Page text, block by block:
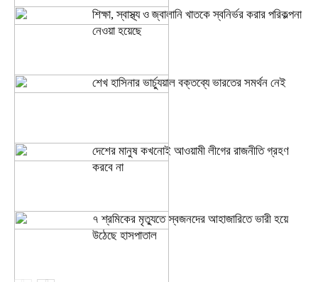
শিক্ষা, স্বাস্থ্য ও জ্বালানি খাতকে স্বনির্ভর করার পরিকল্পনা
নেওয়া হয়েছে
শেখ হাসিনার ভার্চ্যুয়াল বক্তব্যে ভারতের সমর্থন নেই
দেশের মানুষ কখনোই আওয়ামী লীগের রাজনীতি গ্রহণ
করবে না
৭ শ্রমিকের মৃত্যুতে স্বজনদের আহাজারিতে ভারী হয়ে
উঠেছে হাসপাতাল